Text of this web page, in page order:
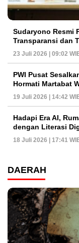
Sudaryono Resmi
Transparansi dan
23 Juli 2026 | 09:02
PWI Pusat
Hormati Martabat
19 Juli 2026 | 14:42
Hadapi Era AI,
dengan Literasi
18 Juli 2026 | 17:41
DAERAH